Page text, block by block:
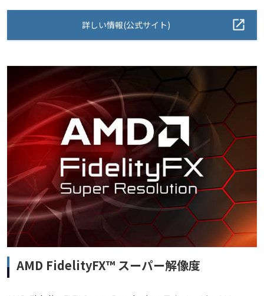
詳しい情報(公式サイト)
AMD FidelityFX™ スーパー解像度